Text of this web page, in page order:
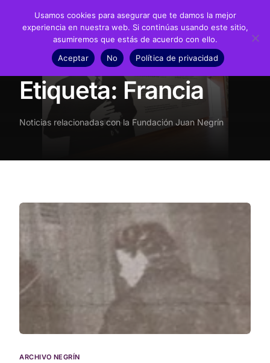
Noticias Francia
Etiqueta: Francia
Noticias relacionadas con la Fundación Juan Negrín
ARCHIVO NEGRÍN
Usamos cookies para asegurar que te damos la mejor
experiencia en nuestra web. Si continúas usando este sitio,
asumiremos que estás de acuerdo con ello.
Aceptar
No Política de privacidad
Fundación
Recursos
Noticias
Material didáctico